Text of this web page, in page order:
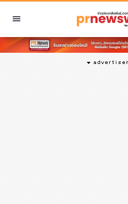
หมวดหมู่
พีอาร์ นิวส์ไวร์
สินค้า, บริการ
โปรโมชั่น
งานอีเว้นท์
รีวิว
บันเทิง
นักแสดง, นักร้อง, โมเดล
อินฟลูเอนเซอร์
ไลฟ์สไตล์
ความงาม